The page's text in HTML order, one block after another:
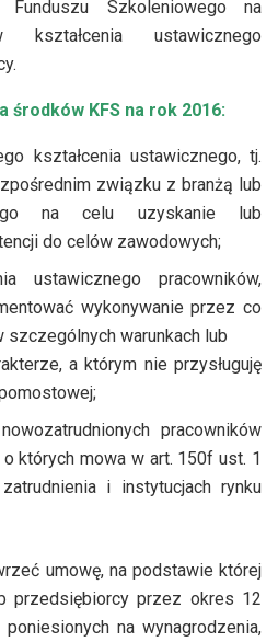
Szkoleniowego na
kształcenia ustawicznego
KFS na rok 2016:
kształcenia ustawicznego, tj.
związku z branżą lub
na celu uzyskanie lub
do celów zawodowych;
ustawicznego pracowników,
wykonywanie przez co
szczególnych warunkach lub
a którym nie przysługuję
pracowników
których mowa w art. 150f ust. 1
i instytucjach rynku
umowę, na podstawie której
przedsiębiorcy przez okres 12
na wynagrodzenia,